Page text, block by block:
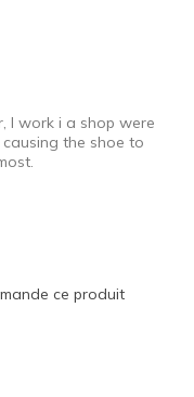
I work i a shop were
the shoe to
ce produit